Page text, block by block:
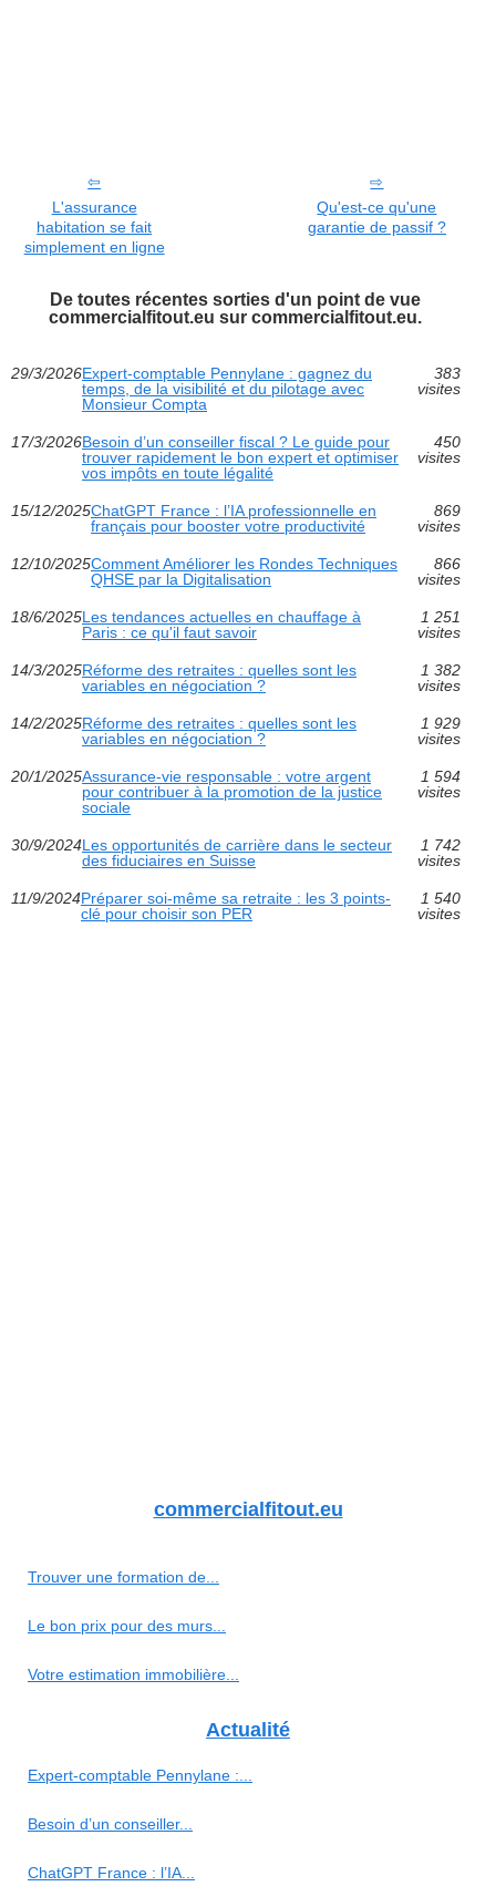
L'assurance
habitation se fait
simplement en ligne
Qu'est-ce qu'une
garantie de passif ?
De toutes récentes sorties d'un point de vue
commercialfitout.eu sur commercialfitout.eu.
29/3/2026Expert-comptable Pennylane : gagnez du
temps, de la visibilité et du pilotage avec
Monsieur Compta
383
visites
17/3/2026Besoin d’un conseiller fiscal ? Le guide pour
trouver rapidement le bon expert et optimiser
vos impôts en toute légalité
450
visites
15/12/2025ChatGPT France : l’IA professionnelle en
français pour booster votre productivité
869
visites
12/10/2025Comment Améliorer les Rondes Techniques
QHSE par la Digitalisation
866
visites
18/6/2025Les tendances actuelles en chauffage à
Paris : ce qu'il faut savoir
1 251
visites
14/3/2025Réforme des retraites : quelles sont les
variables en négociation ?
1 382
visites
14/2/2025Réforme des retraites : quelles sont les
variables en négociation ?
1 929
visites
20/1/2025Assurance-vie responsable : votre argent
pour contribuer à la promotion de la justice
sociale
1 594
visites
30/9/2024Les opportunités de carrière dans le secteur
des fiduciaires en Suisse
1 742
visites
11/9/2024Préparer soi-même sa retraite : les 3 points-
clé pour choisir son PER
1 540
visites
commercialfitout.eu
Trouver une formation de...
Le bon prix pour des murs...
Votre estimation immobilière...
Actualité
Expert-comptable Pennylane :...
Besoin d’un conseiller...
ChatGPT France : l’IA...